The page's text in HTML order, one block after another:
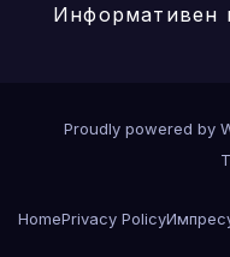
Информативен
Proudly powered by
HomePrivacy Policy